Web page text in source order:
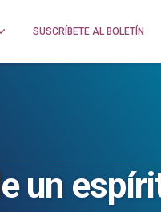
SUSCRÍBETE AL BOLETÍN
un